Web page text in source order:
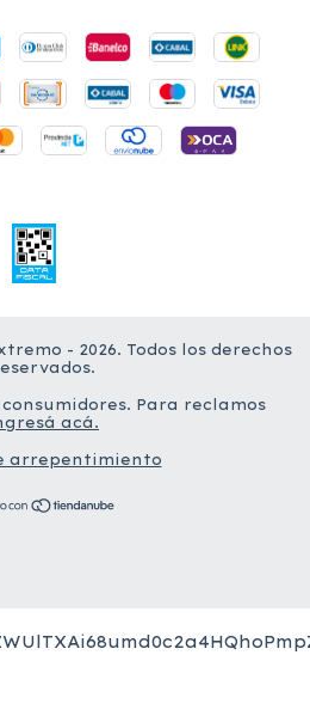
- 2026. Todos los derechos
Para reclamos
acá.
arrepentimiento